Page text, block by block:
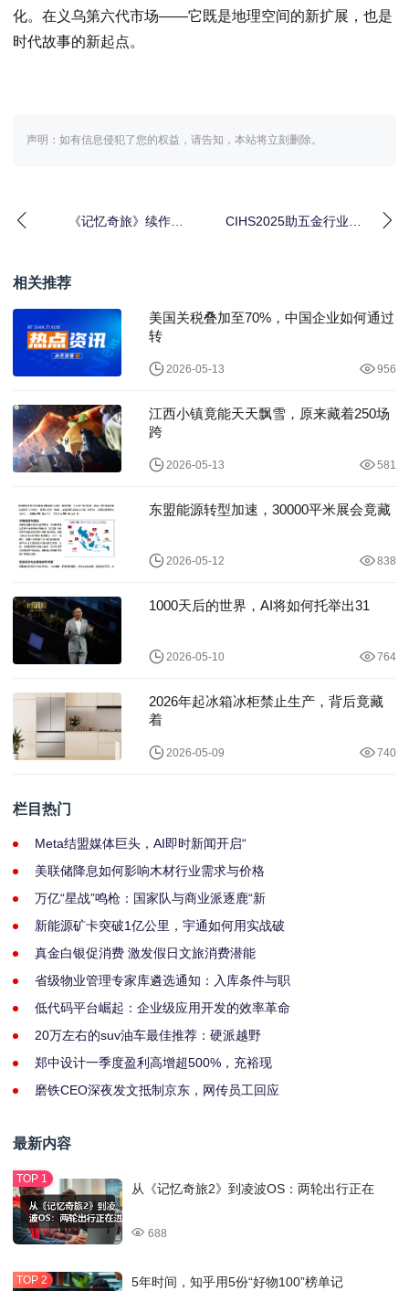
化。在义乌第六代市场——它既是地理空间的新扩展，也是
时代故事的新起点。
声明：如有信息侵犯了您的权益，请告知，本站将立刻删除。
《记忆奇旅》续作上
CIHS2025助五金行业穿
相关推荐
美国关税叠加至70%，中国企业如何通过
转
2026-05-13 956
江西小镇竟能天天飘雪，原来藏着250场
跨
2026-05-13 581
东盟能源转型加速，30000平米展会竟藏
2026-05-12 838
1000天后的世界，AI将如何托举出31
2026-05-10 764
2026年起冰箱冰柜禁止生产，背后竟藏
着
2026-05-09 740
栏目热门
Meta结盟媒体巨头，AI即时新闻开启“
美联储降息如何影响木材行业需求与价格
万亿“星战”鸣枪：国家队与商业派逐鹿“新
新能源矿卡突破1亿公里，宇通如何用实战破
真金白银促消费 激发假日文旅消费潜能
省级物业管理专家库遴选通知：入库条件与职
低代码平台崛起：企业级应用开发的效率革命
20万左右的suv油车最佳推荐：硬派越野
郑中设计一季度盈利高增超500%，充裕现
磨铁CEO深夜发文抵制京东，网传员工回应
最新内容
从《记忆奇旅2》到凌波OS：两轮出行正在
688
5年时间，知乎用5份“好物100”榜单记